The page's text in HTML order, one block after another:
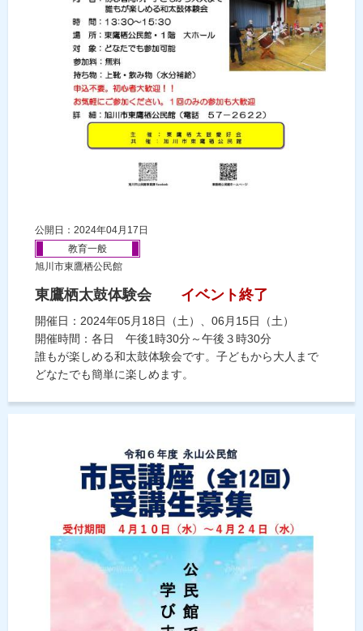
公開日：2024年04月17日
教育一般
旭川市東鷹栖公民館
東鷹栖太鼓体験会 イベント終了
開催日：2024年05月18日（土）、06月15日（土）
開催時間：各日 午後1時30分～午後３時30分
誰もが楽しめる和太鼓体験会です。子どもから大人まで
どなたでも簡単に楽しめます。